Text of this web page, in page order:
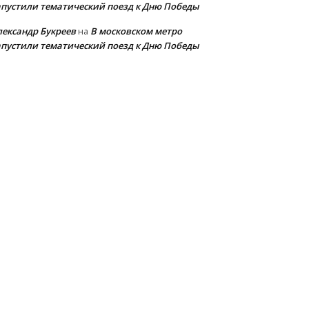
тематический поезд к Дню Победы
Букреевна В московском метро
тематический поезд к Дню Победы